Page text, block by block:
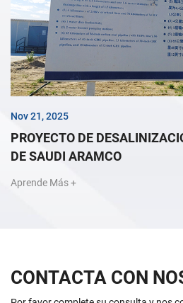
Nov 21, 2025
PROYECTO DE
DE SAUDI ARAMCO
Aprende Más +
CONTACTA CON